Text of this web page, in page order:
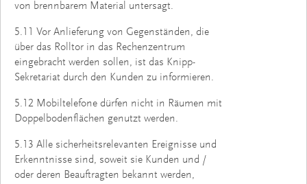
von brennbarem Material untersagt.
5.11 Vor Anlieferung von Gegenständen, die
über das Rolltor in das Rechenzentrum
eingebracht werden sollen, ist das Knipp-
Sekretariat durch den Kunden zu informieren.
5.12 Mobiltelefone dürfen nicht in Räumen mit
Doppelbodenflächen genutzt werden.
5.13 Alle sicherheitsrelevanten Ereignisse und
Erkenntnisse sind, soweit sie Kunden und /
oder deren Beauftragten bekannt werden,